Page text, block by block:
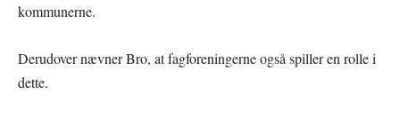
kommunerne.
Derudover nævner Bro, at fagforeningerne også spiller en rolle i
dette.